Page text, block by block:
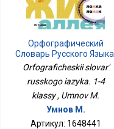
Орфографический
Словарь Русского Языка.
1-4 Классы
Orfograficheskii slovar'
russkogo iazyka. 1-4
klassy , Umnov M.
Умнов М.
Артикул: 1648441